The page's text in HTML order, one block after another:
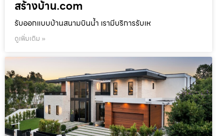
สร้างบ้าน.com
รับออกแบบบ้านสนามบินน้ำ เรามีบริการรับเห
ดูเพิ่มเติม »